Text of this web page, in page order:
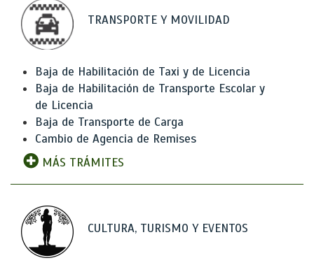
TRANSPORTE Y MOVILIDAD
Baja de Habilitación de Taxi y de Licencia
Baja de Habilitación de Transporte Escolar y
de Licencia
Baja de Transporte de Carga
Cambio de Agencia de Remises
MÁS TRÁMITES
CULTURA, TURISMO Y EVENTOS